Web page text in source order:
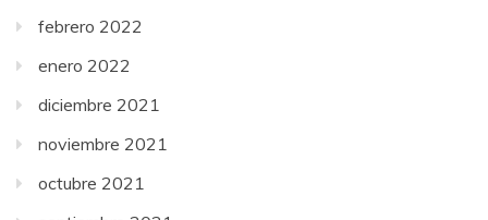
febrero 2022
enero 2022
diciembre 2021
noviembre 2021
octubre 2021